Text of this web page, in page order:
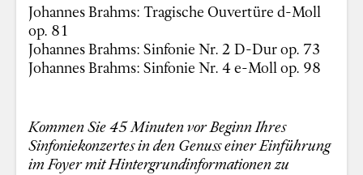
Johannes Brahms: Tragische Ouvertüre d-Moll
op. 81
Johannes Brahms: Sinfonie Nr. 2 D-Dur op. 73
Johannes Brahms: Sinfonie Nr. 4 e-Moll op. 98
Kommen Sie 45 Minuten vor Beginn Ihres
Sinfoniekonzertes in den Genuss einer Einführung
im Foyer mit Hintergrundinformationen zu